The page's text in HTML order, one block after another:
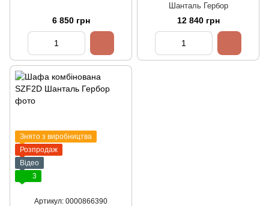
6 850 грн
Шанталь Гербор
12 840 грн
Знято з виробництва
Розпродаж
Відео
3
Артикул: 0000866390